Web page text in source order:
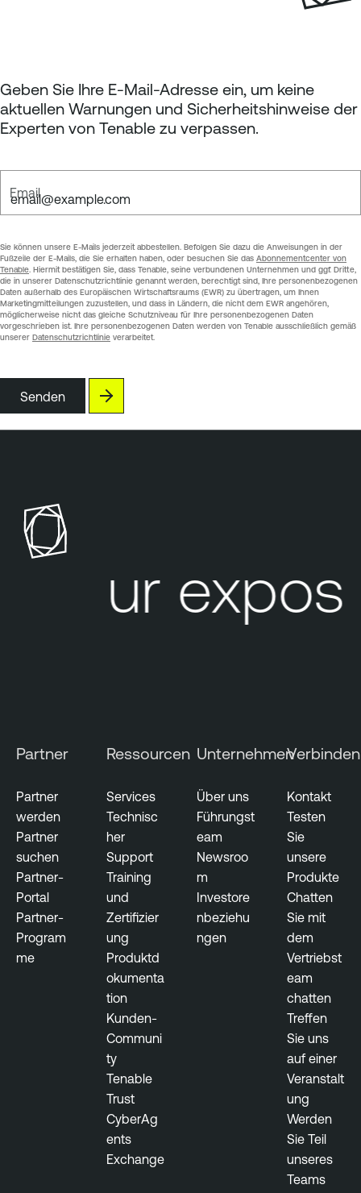
Geben Sie Ihre E-Mail-Adresse ein, um keine
aktuellen Warnungen und Sicherheitshinweise der
Experten von Tenable zu verpassen.
Email
Sie können unsere E-Mails jederzeit abbestellen. Befolgen Sie dazu die Anweisungen in der
Fußzeile der E-Mails, die Sie erhalten haben, oder besuchen Sie das Abonnementcenter von
Tenable . Hiermit bestätigen Sie, dass Tenable, seine verbundenen Unternehmen und ggf. Dritte,
die in unserer Datenschutzrichtlinie genannt werden, berechtigt sind, Ihre personenbezogenen
Daten außerhalb des Europäischen Wirtschaftsraums (EWR) zu übertragen, um Ihnen
Marketingmitteilungen zuzustellen, und dass in Ländern, die nicht dem EWR angehören,
möglicherweise nicht das gleiche Schutzniveau für Ihre personenbezogenen Daten
vorgeschrieben ist. Ihre personenbezogenen Daten werden von Tenable ausschließlich gemäß
unserer Datenschutzrichtlinie verarbeitet.
Senden
Your
Partner
Partner
werden
Partner
suchen
Partner-
Portal
Partner-
Program
me
Ressourcen
Services
Technisc
her
Support
Training
und
Zertifizier
ung
Produktd
okumenta
tion
Kunden-
Communi
ty
Tenable
Trust
CyberAg
ents
Exchange
Unternehmen
Über uns
Führungst
eam
Newsroo
m
Investore
nbeziehu
ngen
Verbinden
Kontakt
Testen
Sie
unsere
Produkte
Chatten
Sie mit
dem
Vertriebst
eam
chatten
Treffen
Sie uns
auf einer
Veranstalt
ung
Werden
Sie Teil
unseres
Teams